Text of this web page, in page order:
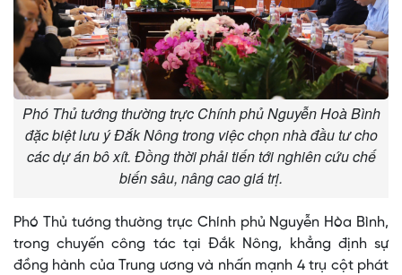
Phó Thủ tướng thường trực Chính phủ Nguyễn Hoà Bình
đặc biệt lưu ý Đắk Nông trong việc chọn nhà đầu tư cho
các dự án bô xít. Đồng thời phải tiến tới nghiên cứu chế
biến sâu, nâng cao giá trị.
Phó Thủ tướng thường trực Chính phủ Nguyễn Hòa Bình,
trong chuyến công tác tại Đắk Nông, khẳng định sự
đồng hành của Trung ương và nhấn mạnh 4 trụ cột phát